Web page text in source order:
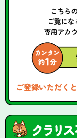
ご登録いただくと